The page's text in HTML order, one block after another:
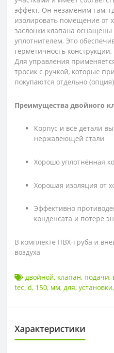
эффект. Он незаменим там,
изолировать помещение от
заслонки клапана
уплотнителем. Это
герметичность конструкции.
Для управления
тросик с ручкой, которые
покупаются отдельно
Преимущества двойного
Корпус и все детали
нержавеющей стали
Хорошо уплотнённая
Хорошая изоляция от
Эффективно
конденсата и потере
В комплекте ПВХ-труба и
воздуха
двойной, клапан, подачи,
tec, d, 150, мм, для, установки,
Характеристики